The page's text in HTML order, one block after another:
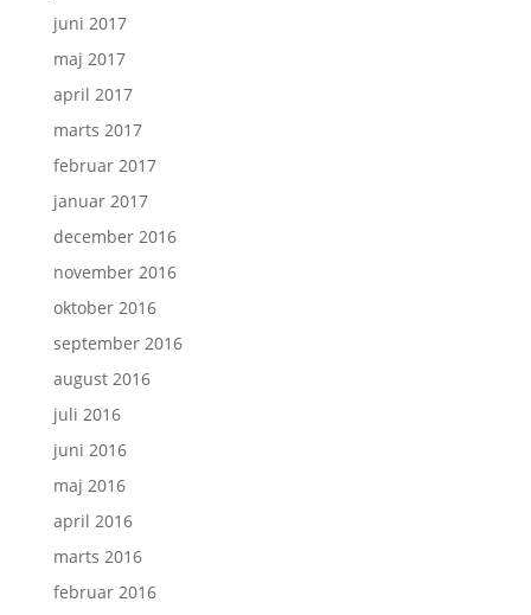
juni 2017
maj 2017
april 2017
marts 2017
februar 2017
januar 2017
december 2016
november 2016
oktober 2016
september 2016
august 2016
juli 2016
juni 2016
maj 2016
april 2016
marts 2016
februar 2016